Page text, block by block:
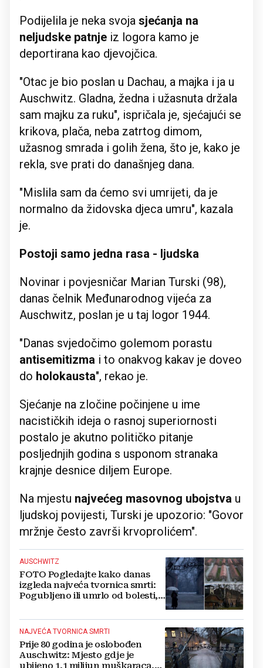
Podijelila je neka svoja sjećanja na
neljudske patnje iz logora kamo je
deportirana kao djevojčica.
"Otac je bio poslan u Dachau, a majka i ja u
Auschwitz. Gladna, žedna i užasnuta držala
sam majku za ruku", ispričala je, sjećajući se
krikova, plača, neba zatrtog dimom,
užasnog smrada i golih žena, što je, kako je
rekla, sve prati do današnjeg dana.
"Mislila sam da ćemo svi umrijeti, da je
normalno da židovska djeca umru", kazala
je.
Postoji samo jedna rasa - ljudska
Novinar i povjesničar Marian Turski (98),
danas čelnik Međunarodnog vijeća za
Auschwitz, poslan je u taj logor 1944.
"Danas svjedočimo golemom porastu
antisemitizma i to onakvog kakav je doveo
do holokausta", rekao je.
Sjećanje na zločine počinjene u ime
nacističkih ideja o rasnoj superiornosti
postalo je akutno političko pitanje
posljednjih godina s usponom stranaka
krajnje desnice diljem Europe.
Na mjestu najvećeg masovnog ubojstva u
ljudskoj povijesti, Turski je upozorio: "Govor
mržnje često završi krvoprolićem".
AUSCHWITZ
FOTO Pogledajte kako danas
izgleda najveća tvornica smrti:
Pogubljeno ili umrlo od bolesti,
milijun osoba
NAJVEĆA TVORNICA SMRTI
Prije 80 godina je oslobođen
Auschwitz: Mjesto gdje je
ubijeno 1,1 milijun muškaraca,